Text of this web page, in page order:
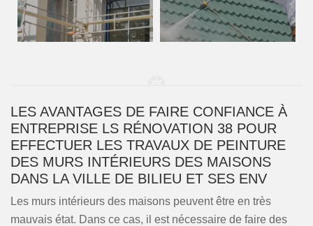
LES AVANTAGES DE FAIRE CONFIANCE À
ENTREPRISE LS RÉNOVATION 38 POUR
EFFECTUER LES TRAVAUX DE PEINTURE
DES MURS INTÉRIEURS DES MAISONS
DANS LA VILLE DE BILIEU ET SES ENV
Les murs intérieurs des maisons peuvent être en très
mauvais état. Dans ce cas, il est nécessaire de faire des